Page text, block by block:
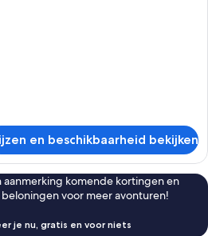
en beschikbaarheid bekijken
aanmerking komende kortingen en
voor meer avonturen!
je nu, gratis en voor niets